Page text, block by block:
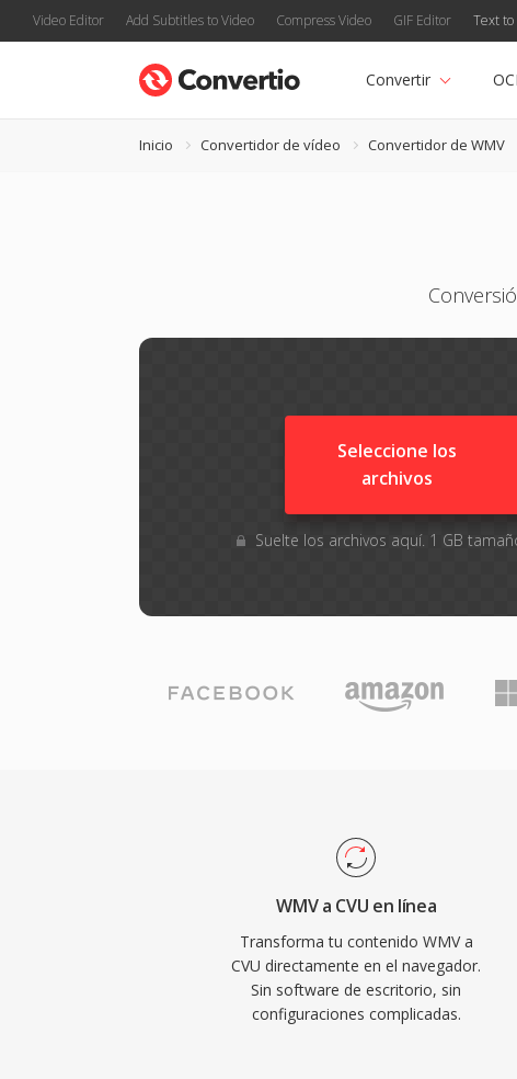
Video Editor Add Subtitles to Video Compress Video GIF Editor Text to
Convertir
Inicio Convertidor de vídeo Convertidor de WMV
Seleccione los
archivos
Suelte los archivos aquí. 1 GB
WMV a CVU en línea
Transforma tu contenido WMV a
CVU directamente en el navegador.
Sin software de escritorio, sin
configuraciones complicadas.